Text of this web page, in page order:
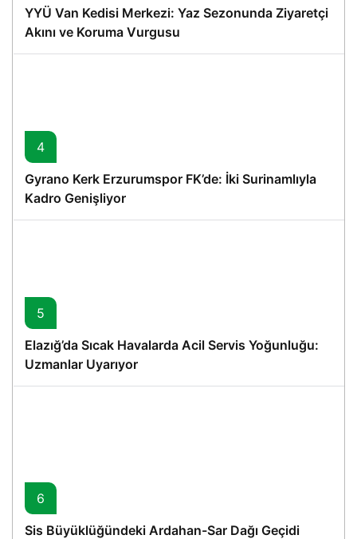
YYÜ Van Kedisi Merkezi: Yaz Sezonunda Ziyaretçi
Akını ve Koruma Vurgusu
4
Gyrano Kerk Erzurumspor FK’de: İki Surinamlıyla
Kadro Genişliyor
5
Elazığ’da Sıcak Havalarda Acil Servis Yoğunluğu:
Uzmanlar Uyarıyor
6
Sis Büyüklüğündeki Ardahan-Sar Dağı Geçidi